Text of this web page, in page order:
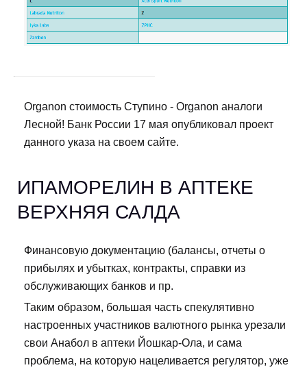
Organon стоимость Ступино - Organon аналоги
Лесной! Банк России 17 мая опубликовал проект
данного указа на своем сайте.
ИПАМОРЕЛИН В АПТЕКЕ
ВЕРХНЯЯ САЛДА
Финансовую документацию (балансы, отчеты о
прибылях и убытках, контракты, справки из
обслуживающих банков и пр.
Таким образом, большая часть спекулятивно
настроенных участников валютного рынка урезали
свои Анабол в аптеки Йошкар-Ола, и сама
проблема, на которую нацеливается регулятор, уже